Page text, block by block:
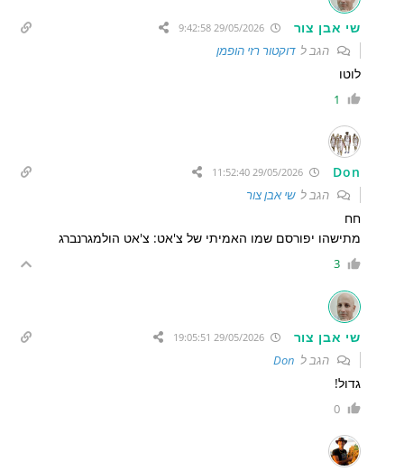
שי אבן צור 29/05/2026 9:42:58
הגב לדוקטור רזי הופמן
לוטו
1
Don
הגב לשי אבן צור
חח
מתישהו יפורסם שמו האמיתי של צ'אט: צ'אט הולמגרנברג
3
שי אבן צור 29/05/2026 19:05:51
הגב ל Don
גדול!
0